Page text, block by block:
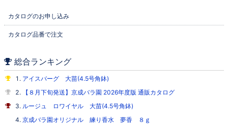
カタログのお申し込み
カタログ品番で注文
総合ランキング
アイスバーグ 大苗(4.5号角鉢)
【８月下旬発送】京成バラ園 2026年度版 通販カタログ
ルージュ ロワイヤル 大苗(4.5号角鉢)
京成バラ園オリジナル 練り香水 夢香 ８ｇ